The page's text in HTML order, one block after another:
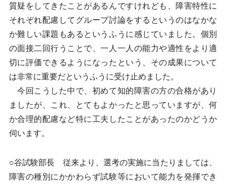
質疑をしてきたことがあるんですけれども、障害特性に
それぞれ配慮してグループ討論をするというのはなかな
か難しい課題もあるというふうに感じていました。個別
の面接二回行うことで、一人一人の能力や適性をより適
切に評価できるようになったという、その成果について
は非常に重要だというふうに受け止めました。
今回こうした中で、初めて知的障害の方の合格があり
ましたが、これ、とてもよかったと思っていますが、何
か合理的配慮など特に工夫したことがあったのかどうか
伺います。
○谷試験部長 従来より、選考の実施に当たりましては、
障害の種別にかかわらず試験等において能力を発揮でき